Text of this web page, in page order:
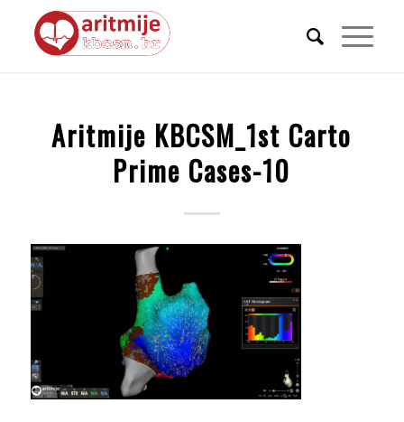
Aritmije KBCSM_1st Carto
Prime Cases-10